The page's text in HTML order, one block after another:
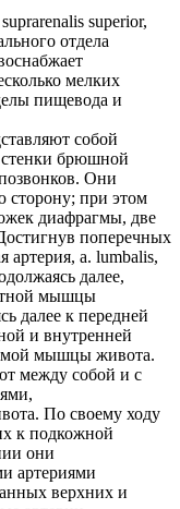
superior,
отдела
мелких
пищевода и
собой
стенки брюшной
Они
сторону; при этом
диафрагмы, две
поперечных
артерия, a. lumbalis,
далее,
мышцы
далее к передней
и внутренней
мышцы живота.
между собой и с
По своему ходу
к подкожной
они
артериями
верхних и